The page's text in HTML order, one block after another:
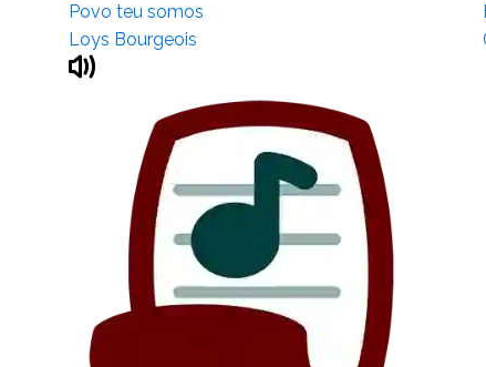
Povo teu somos
Loys Bourgeois